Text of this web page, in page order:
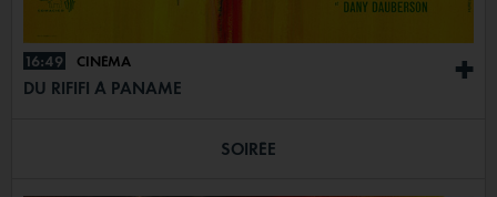
+
16:49 CINÉMA
DU RIFIFI À PANAME
SOIRÉE